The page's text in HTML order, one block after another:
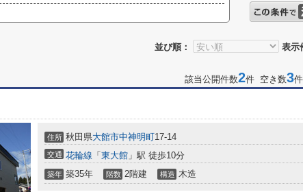
並び順： 表示
該当公開件数2件 空き数3件
住所 秋田県大館市中神明町17-14
交通 花輪線 「 東大館 」駅 徒歩10分
築年 築35年 階数 2階建 構造 木造